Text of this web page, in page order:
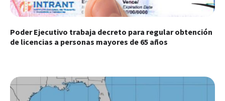
Poder Ejecutivo trabaja decreto para regular obtención
de licencias a personas mayores de 65 años